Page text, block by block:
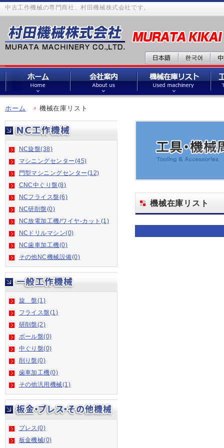
中古工作機械の専門商社、村田機械株式会社です。
ホーム 機械在庫リスト
NC旋盤(38)
マシニングセンター(45)
門型マシニングセンター(12)
CNC中ぐり盤(8)
NCフライス盤(6)
NC研削盤(0)
NC放電加工機/ワイヤ-カット(1)
NCドリルマシン(0)
NC歯車加工機(0)
その他NC機械設備(0)
旋 盤(1)
フライス盤(1)
研削盤(2)
ボール盤(0)
中ぐり盤(0)
削り盤(0)
歯車加工機(0)
その他汎用機械(1)
プレス(0)
板金機械(0)
機械在庫リスト